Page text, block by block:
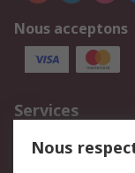
Nous acceptons
Services
750.000
Nous